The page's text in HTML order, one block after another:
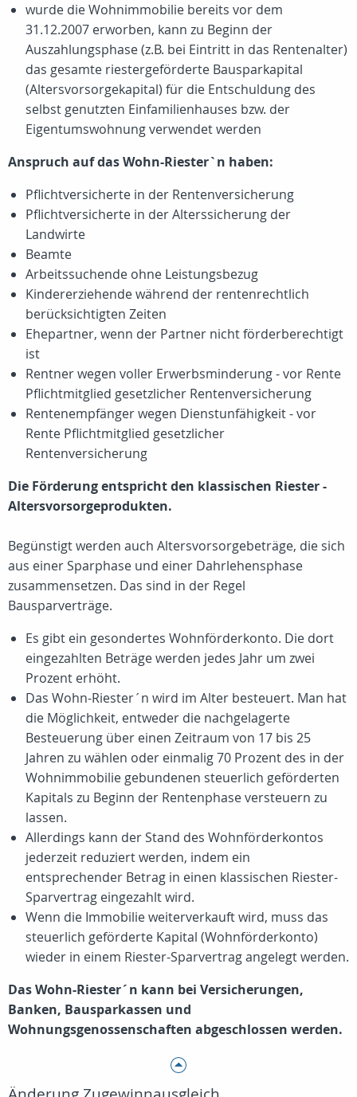
wurde die Wohnimmobilie bereits vor dem
31.12.2007 erworben, kann zu Beginn der
Auszahlungsphase (z.B. bei Eintritt in das Rentenalter)
das gesamte riestergeförderte Bausparkapital
(Altersvorsorgekapital) für die Entschuldung des
selbst genutzten Einfamilienhauses bzw. der
Eigentumswohnung verwendet werden
Anspruch auf das Wohn-Riester`n haben:
Pflichtversicherte in der Rentenversicherung
Pflichtversicherte in der Alterssicherung der
Landwirte
Beamte
Arbeitssuchende ohne Leistungsbezug
Kindererziehende während der rentenrechtlich
berücksichtigten Zeiten
Ehepartner, wenn der Partner nicht förderberechtigt
ist
Rentner wegen voller Erwerbsminderung - vor Rente
Pflichtmitglied gesetzlicher Rentenversicherung
Rentenempfänger wegen Dienstunfähigkeit - vor
Rente Pflichtmitglied gesetzlicher
Rentenversicherung
Die Förderung entspricht den klassischen Riester -
Altersvorsorgeprodukten.
Begünstigt werden auch Altersvorsorgebeträge, die sich
aus einer Sparphase und einer Dahrlehensphase
zusammensetzen. Das sind in der Regel
Bausparverträge.
Es gibt ein gesondertes Wohnförderkonto. Die dort
eingezahlten Beträge werden jedes Jahr um zwei
Prozent erhöht.
Das Wohn-Riester´n wird im Alter besteuert. Man hat
die Möglichkeit, entweder die nachgelagerte
Besteuerung über einen Zeitraum von 17 bis 25
Jahren zu wählen oder einmalig 70 Prozent des in der
Wohnimmobilie gebundenen steuerlich geförderten
Kapitals zu Beginn der Rentenphase versteuern zu
lassen.
Allerdings kann der Stand des Wohnförderkontos
jederzeit reduziert werden, indem ein
entsprechender Betrag in einen klassischen Riester-
Sparvertrag eingezahlt wird.
Wenn die Immobilie weiterverkauft wird, muss das
steuerlich geförderte Kapital (Wohnförderkonto)
wieder in einem Riester-Sparvertrag angelegt werden.
Das Wohn-Riester´n kann bei Versicherungen,
Banken, Bausparkassen und
Wohnungsgenossenschaften abgeschlossen werden.